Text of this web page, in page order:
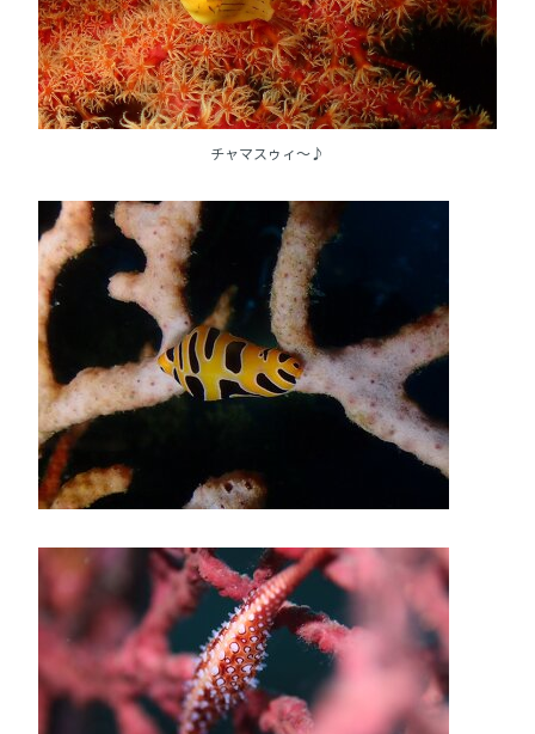
チャマスゥィ～♪